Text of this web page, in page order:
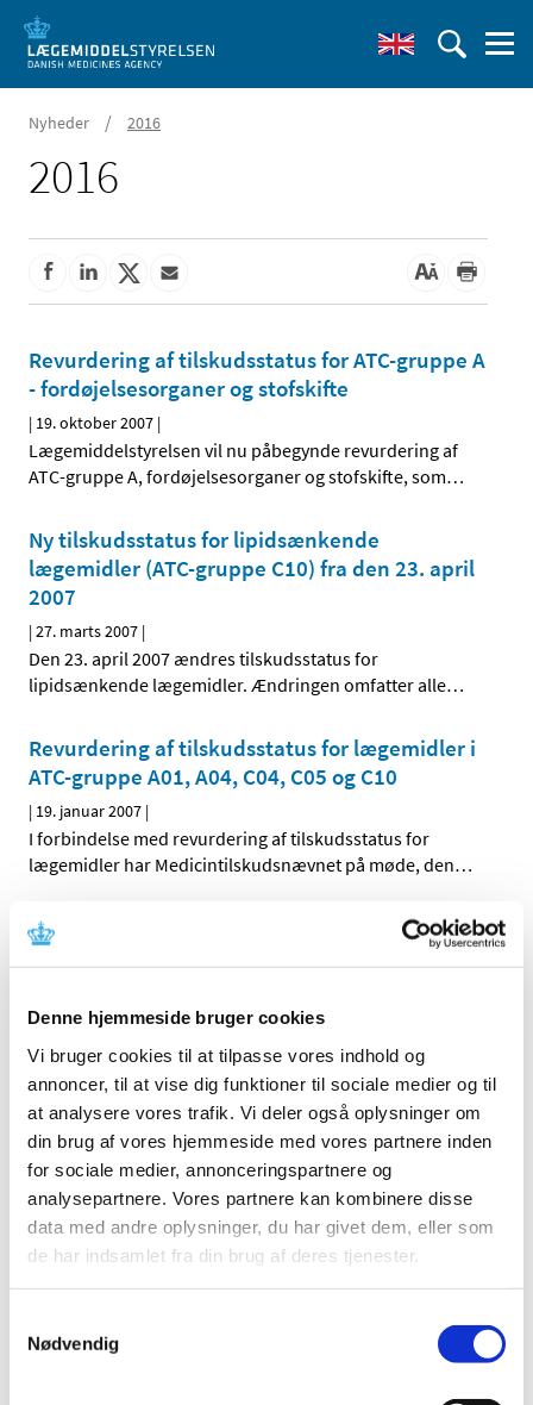
Denne hjemmeside bruger cookies
Vi bruger cookies til at tilpasse vores indhold og
annoncer, til at vise dig funktioner til sociale medier og til
at analysere vores trafik. Vi deler også oplysninger om
din brug af vores hjemmeside med vores partnere inden
for sociale medier, annonceringspartnere og
analysepartnere. Vores partnere kan kombinere disse
data med andre oplysninger, du har givet dem, eller som
de har indsamlet fra din brug af deres tjenester.
Nødvendig
Nyheder / 2016
2016
Revurdering af tilskudsstatus for ATC-gruppe A
- fordøjelsesorganer og stofskifte
| 19. oktober 2007 |
Lægemiddelstyrelsen vil nu påbegynde revurdering af
ATC-gruppe A, fordøjelsesorganer og stofskifte, som…
Ny tilskudsstatus for lipidsænkende
lægemidler (ATC-gruppe C10) fra den 23. april
2007
|27. marts 2007 |
Den 23. april 2007 ændres tilskudsstatus for
lipidsænkende lægemidler. Ændringen omfatter alle…
Revurdering af tilskudsstatus for lægemidler i
ATC-gruppe A01, A04, C04, C05 og C10
| 19. januar 2007 |
I forbindelse med revurdering af tilskudsstatus for
lægemidler har Medicintilskudsnævnet på møde, den…
Alle (2505)
2026 (83)
2025 (158)
2024 (224)
2023 (195)
2022 (197)
2021 (516)
2020 (263)
2019 (159)
2018 (150)
2016 (167)